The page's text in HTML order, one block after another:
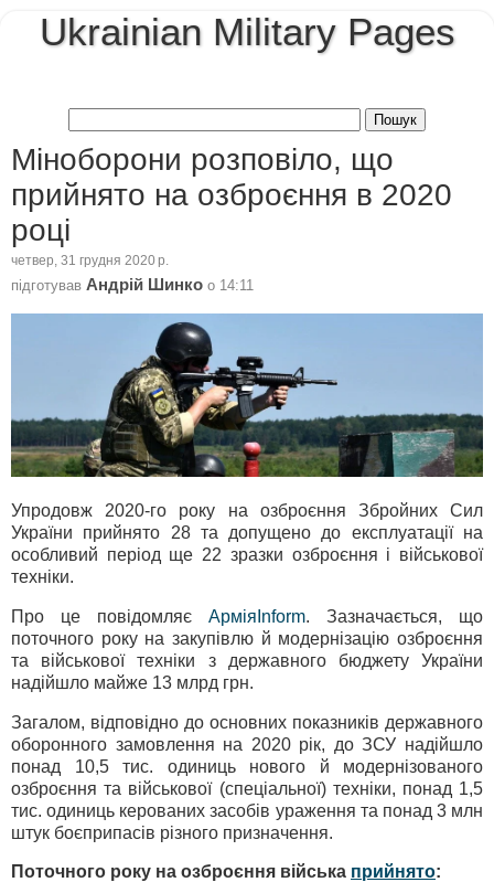
Ukrainian Military Pages
Міноборони розповіло, що
прийнято на озброєння в 2020
році
четвер, 31 грудня 2020 р.
підготував Андрій Шинко о 14:11
Упродовж 2020-го року на озброєння Збройних Сил
України прийнято 28 та допущено до експлуатації на
особливий період ще 22 зразки озброєння і військової
техніки.
Про це повідомляє АрміяInform. Зазначається, що
поточного року на закупівлю й модернізацію озброєння
та військової техніки з державного бюджету України
надійшло майже 13 млрд грн.
Загалом, відповідно до основних показників державного
оборонного замовлення на 2020 рік, до ЗСУ надійшло
понад 10,5 тис. одиниць нового й модернізованого
озброєння та військової (спеціальної) техніки, понад 1,5
тис. одиниць керованих засобів ураження та понад 3 млн
штук боєприпасів різного призначення.
Поточного року на озброєння війська прийнято: